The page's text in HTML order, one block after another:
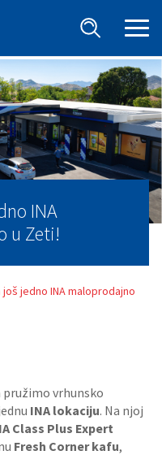
INA
u Zeti!
jedno INA maloprodajno
pružimo vrhunsko
INA lokaciju. Na njoj
Class Plus Expert
Fresh Corner kafu,